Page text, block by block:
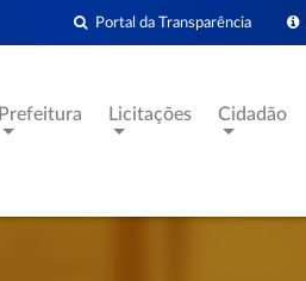
Portal da Transparência
Prefeitura Licitações Cidadão